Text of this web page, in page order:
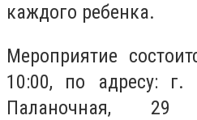
каждого ребенка.
Мероприятие
10:00, по адресу: г.
Паланочная,